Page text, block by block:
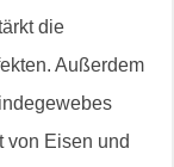
die
Außerdem
von Eisen und